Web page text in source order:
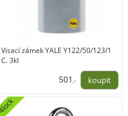
Visací zámek YALE Y122/50/123/1
C. 3kl
501 ,-